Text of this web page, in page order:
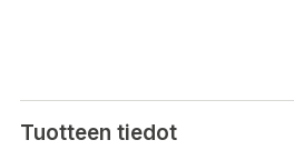
Tuotteen tiedot